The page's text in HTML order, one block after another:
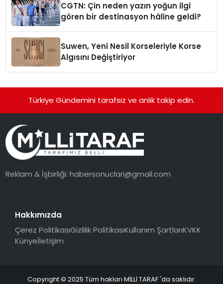
CGTN: Çin neden yazın yoğun ilgi
gören bir destinasyon hâline geldi?
Suwen, Yeni Nesil Korseleriyle Korse
Algısını Değiştiriyor
Türkiye Gündemini tarafsız ve anlık takip edin.
Reklam & İşbirliği:habersonuclari@gmail.com
Hakkımızda
Çerez PolitikasıGizlilik PolitikasıKullanım ŞartlarıKVKK
Künyeİletişim
Copyright © 2025 Tüm hakları MİLLİ TARAF 'da saklıdır.